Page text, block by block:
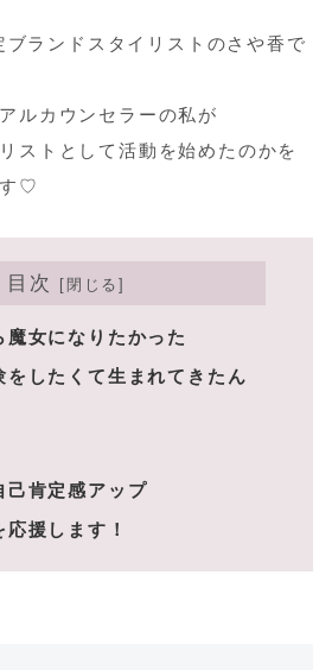
ランドスタイリストのさや香で
ルカウンセラーの私が
ストとして活動を始めたのかを
す♡
目次
魔女になりたかった
をしたくて生まれてきたん
己肯定感アップ
援します！